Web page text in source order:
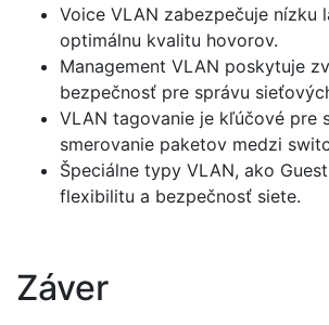
Voice VLAN zabezpečuje nízku
optimálnu kvalitu hovorov.
Management VLAN poskytuje
bezpečnosť pre správu
VLAN tagovanie je kľúčové pre
smerovanie paketov medzi
Špeciálne typy VLAN, ako
flexibilitu a bezpečnosť siete.
Záver